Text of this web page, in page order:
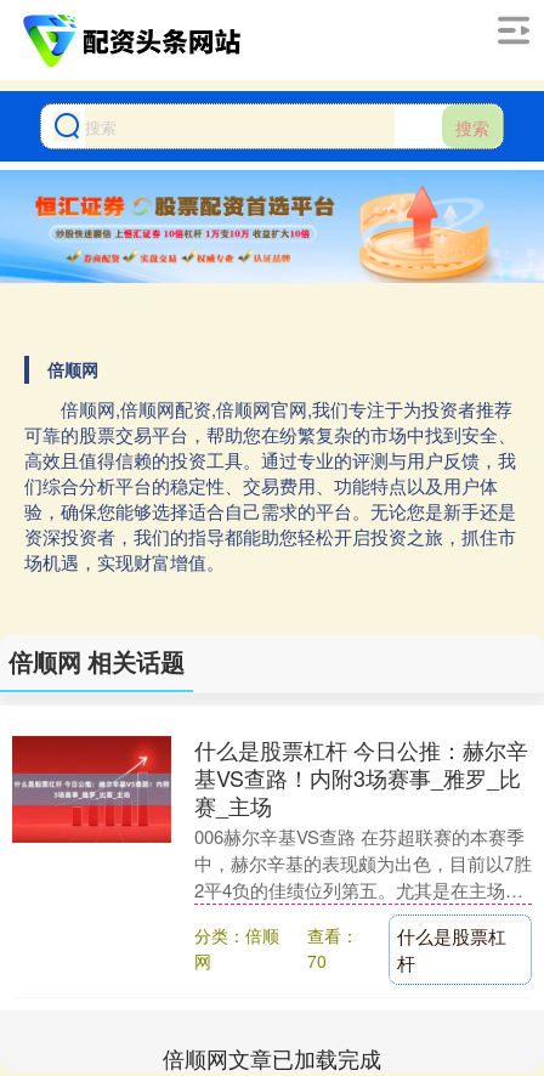
搜索
倍顺网
倍顺网,倍顺网配资,倍顺网官网,我们专注于为投资者推荐
可靠的股票交易平台，帮助您在纷繁复杂的市场中找到安全、
高效且值得信赖的投资工具。通过专业的评测与用户反馈，我
们综合分析平台的稳定性、交易费用、功能特点以及用户体
验，确保您能够选择适合自己需求的平台。无论您是新手还是
资深投资者，我们的指导都能助您轻松开启投资之旅，抓住市
场机遇，实现财富增值。
倍顺网 相关话题
什么是股票杠杆 今日公推：赫尔辛
基VS查路！内附3场赛事_雅罗_比
赛_主场
006赫尔辛基VS查路 在芬超联赛的本赛季
中，赫尔辛基的表现颇为出色，目前以7胜
2平4负的佳绩位列第五。尤其是在主场，
球队的表现更是令人瞩目，以4胜1平1负
的战....
分类：倍顺
网
查看：
70
什么是股票杠
杆
倍顺网文章已加载完成